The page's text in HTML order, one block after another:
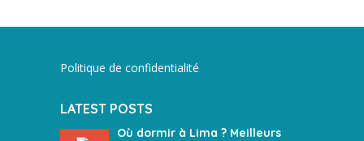
Politique de confidentialité
LATEST POSTS
Où dormir à Lima ? Meilleurs